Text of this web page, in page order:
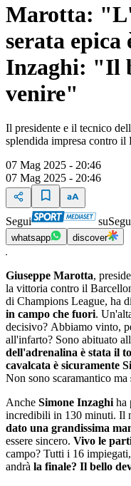
Marotta:
serata
Inzaghi: "Il
venire"
Il presidente e il tecnico
splendida impresa contro il
07 Mag 2025 - 20:46
07 Mag 2025 - 20:46
Segui su
whatsapp discover
Giuseppe Marotta,
la vittoria contro il
di Champions League, ha
in campo che fuori.
decisivo? Abbiamo vinto,
all'infarto? Sono abituato
dell'adrenalina è stata il
cavalcata è sicuramente
Non sono scaramantico ma
Anche Simone Inzaghi ha
incredibili in 130 minuti. Il
dato una grandissima
essere sincero. Vivo le
campo? Tutti i 16
andrà la finale? Il bello